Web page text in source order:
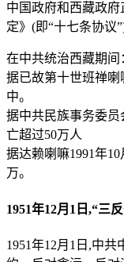
中国政府和西藏政
定》(即“十七条协议
在中共统治西藏期间
据已故第十世班禅喇
中。
据中共民族事务委
亡超过50万人
据达赖喇嘛1991年
万。
1951年12月1日,“三
1951年12月1日,中